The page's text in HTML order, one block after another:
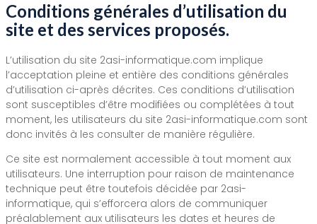
Conditions générales d’utilisation du
site et des services proposés.
L’utilisation du site 2asi-informatique.com implique
l’acceptation pleine et entière des conditions générales
d’utilisation ci-après décrites. Ces conditions d’utilisation
sont susceptibles d’être modifiées ou complétées à tout
moment, les utilisateurs du site 2asi-informatique.com sont
donc invités à les consulter de manière régulière.
Ce site est normalement accessible à tout moment aux
utilisateurs. Une interruption pour raison de maintenance
technique peut être toutefois décidée par 2asi-
informatique, qui s’efforcera alors de communiquer
préalablement aux utilisateurs les dates et heures de